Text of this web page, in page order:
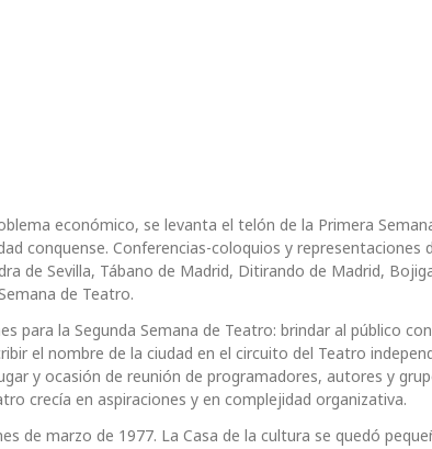
económico, se levanta el telón de la Primera
conquense. Conferencias-coloquios y representaciones
de Sevilla, Tábano de Madrid, Ditirando de Madrid,
de Teatro.
para la Segunda Semana de Teatro: brindar al público
el nombre de la ciudad en el circuito del Teatro
y ocasión de reunión de programadores, autores y
crecía en aspiraciones y en complejidad organizativa.
de marzo de 1977. La Casa de la cultura se quedó